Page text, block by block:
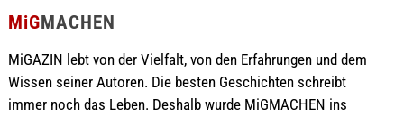
MiGMACHEN
MiGAZIN lebt von der Vielfalt, von den Erfahrungen und dem
Wissen seiner Autoren. Die besten Geschichten schreibt
immer noch das Leben. Deshalb wurde MiGMACHEN ins